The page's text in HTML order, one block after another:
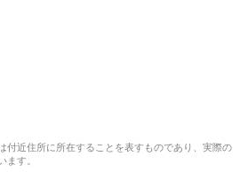
近住所に所在することを表すものであり、実際の
ます。